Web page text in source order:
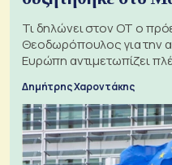
Τι δηλώνει στον ΟΤ ο
Θεοδωρόπουλος για την
Ευρώπη αντιμετωπίζει
Δημήτρης Χαροντάκης